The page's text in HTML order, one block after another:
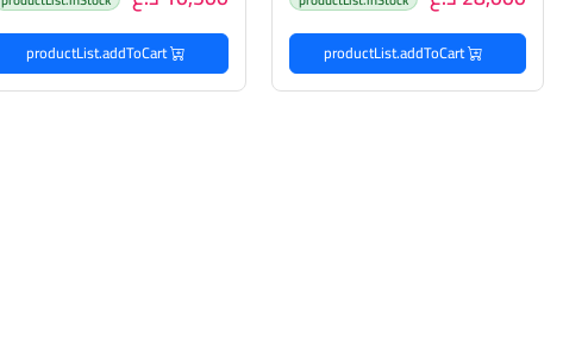
productList.addToCart
productList.addToCart